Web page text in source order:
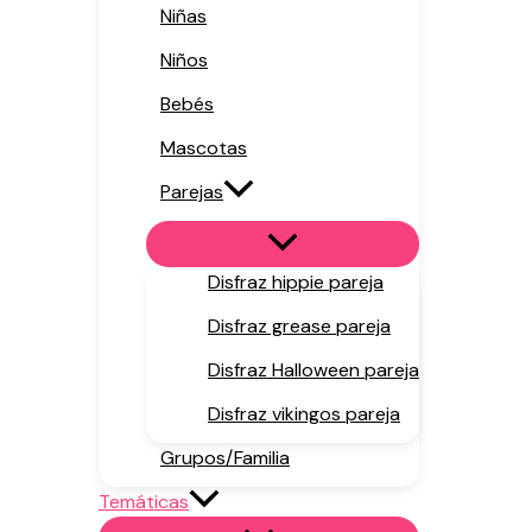
Niñas
Niños
Bebés
Mascotas
Parejas
Disfraz hippie pareja
Disfraz grease pareja
Disfraz Halloween pareja
Disfraz vikingos pareja
Grupos/Familia
Temáticas